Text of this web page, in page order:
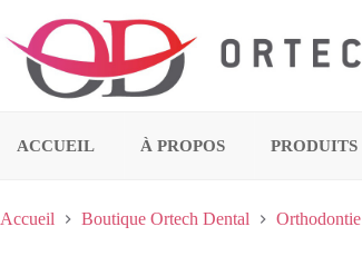
79,70 € TTC
Disponible sur commande
ACCUEIL À PROPOS PRODUITS
Accueil Boutique Ortech Dental Orthodontie